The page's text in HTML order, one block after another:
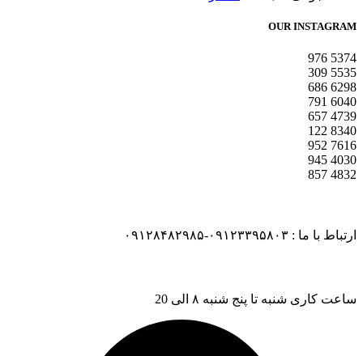
OUR INSTAGRAM
5374
976
5535
309
6298
686
6040
791
4739
657
8340
122
7616
952
4030
945
4832
857
ارتباط با ما : ۰۹۱۲۳۳۹۵۸۰۳-۰۹۱۲۸۴۸۲۹۸۵
ساعت کاری شنبه تا پنج شنبه ۸ الی 20